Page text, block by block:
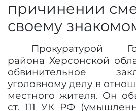
причинении
своему
Прокуратурой
района Херсонской
обвинительное
уголовному делу в
местного жителя. Он
ст. 111 УК РФ